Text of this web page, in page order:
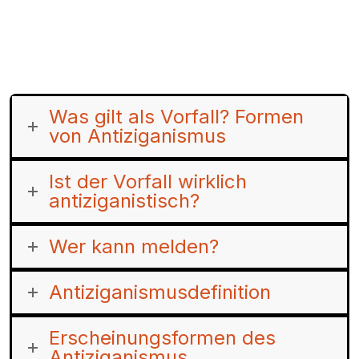
Was gilt als Vorfall? Formen
von Antiziganismus
Ist der Vorfall wirklich
antiziganistisch?
Wer kann melden?
Antiziganismusdefinition
Erscheinungsformen des